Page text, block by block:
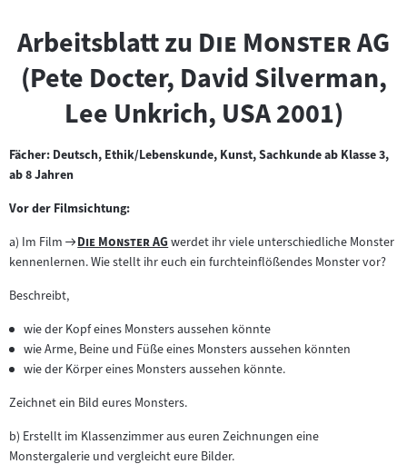
Arbeitsblatt zu "
Die Monster AG
(Pete Docter, David Silverman,
Lee Unkrich, USA 2001)
Fächer: Deutsch, Ethik/Lebenskunde, Kunst, Sachkunde ab Klasse 3,
ab 8 Jahren
Vor der Filmsichtung:
a) Im Film
Zum
Filmarchiv:
"
Die Monster AG "
werdet ihr viele unterschiedliche Monster
kennenlernen. Wie stellt ihr euch ein furchteinflößendes Monster vor?
Beschreibt,
wie der Kopf eines Monsters aussehen könnte
wie Arme, Beine und Füße eines Monsters aussehen könnten
wie der Körper eines Monsters aussehen könnte.
Zeichnet ein Bild eures Monsters.
b) Erstellt im Klassenzimmer aus euren Zeichnungen eine
Monstergalerie und vergleicht eure Bilder.